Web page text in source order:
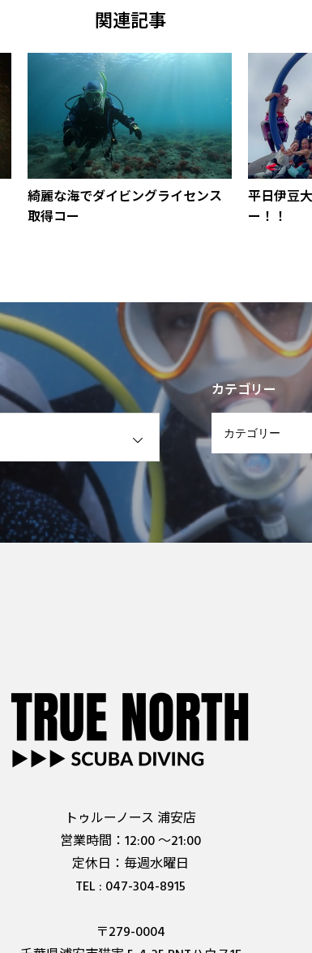
関連記事
綺麗な海でダイビングライセンス
取得コー
平日伊豆
ー！！
カテゴリー
トゥルーノース 浦安店
営業時間：12:00 ～21:00
定休日：毎週水曜日
TEL : 047-304-8915
〒279-0004